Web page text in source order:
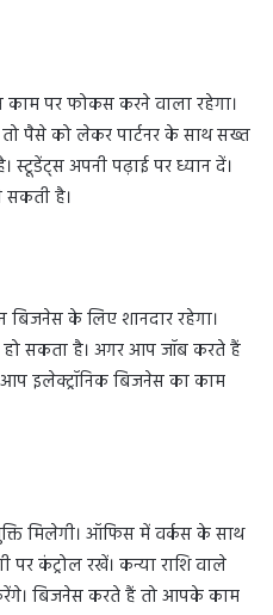
पर फोकस करने वाला रहेगा।
पैसे को लेकर पार्टनर के साथ सख्त
स्टूडेंट्स अपनी पढ़ाई पर ध्यान दें।
सकती है।
के लिए शानदार रहेगा।
सकता है। अगर आप जॉब करते हैं
इलेक्ट्रॉनिक बिजनेस का काम
मिलेगी। ऑफिस में वर्कस के साथ
पर कंट्रोल रखें। कन्या राशि वाले
बिजनेस करते हैं तो आपके काम